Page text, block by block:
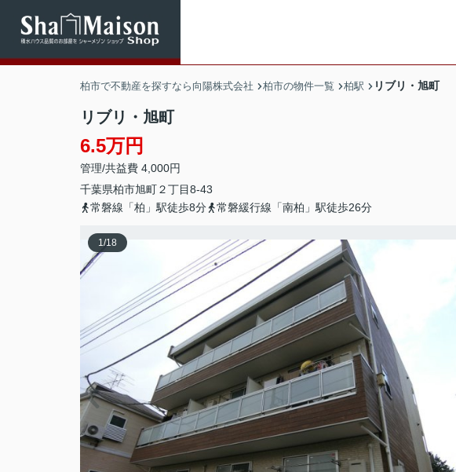
柏市で不動産を探すなら向陽株式会社 柏市の物件一覧 柏駅 リブリ・旭町
リブリ・旭町
6.5万円
管理/共益費 4,000円
千葉県柏市旭町２丁目8-43
常磐線「柏」駅徒歩8分
常磐緩行線「南柏」駅徒歩26分
1/18